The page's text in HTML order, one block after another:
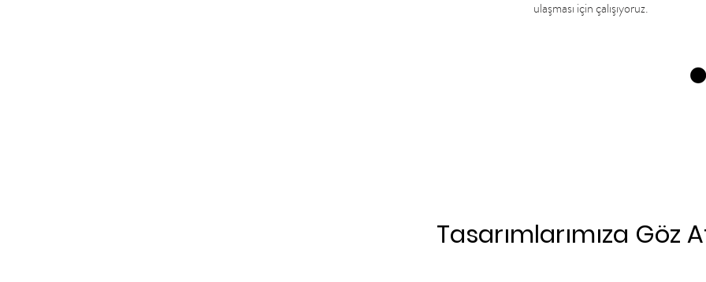
ulaşması için çalışıyoruz.
Tasarımlarımıza Göz